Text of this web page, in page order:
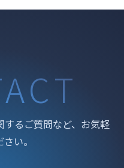
るご質問など、お気軽
い。